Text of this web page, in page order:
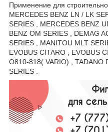
Применение для
MERCEDES BENZ LN / LK
SERIES , MERCEDES BENZ
BENZ OM SERIES , DEMAG
SERIES , MANITOU MLT
EVOBUS CITARO , EVOBUS
O810-818( VARIO) , TADANO
SERIES .